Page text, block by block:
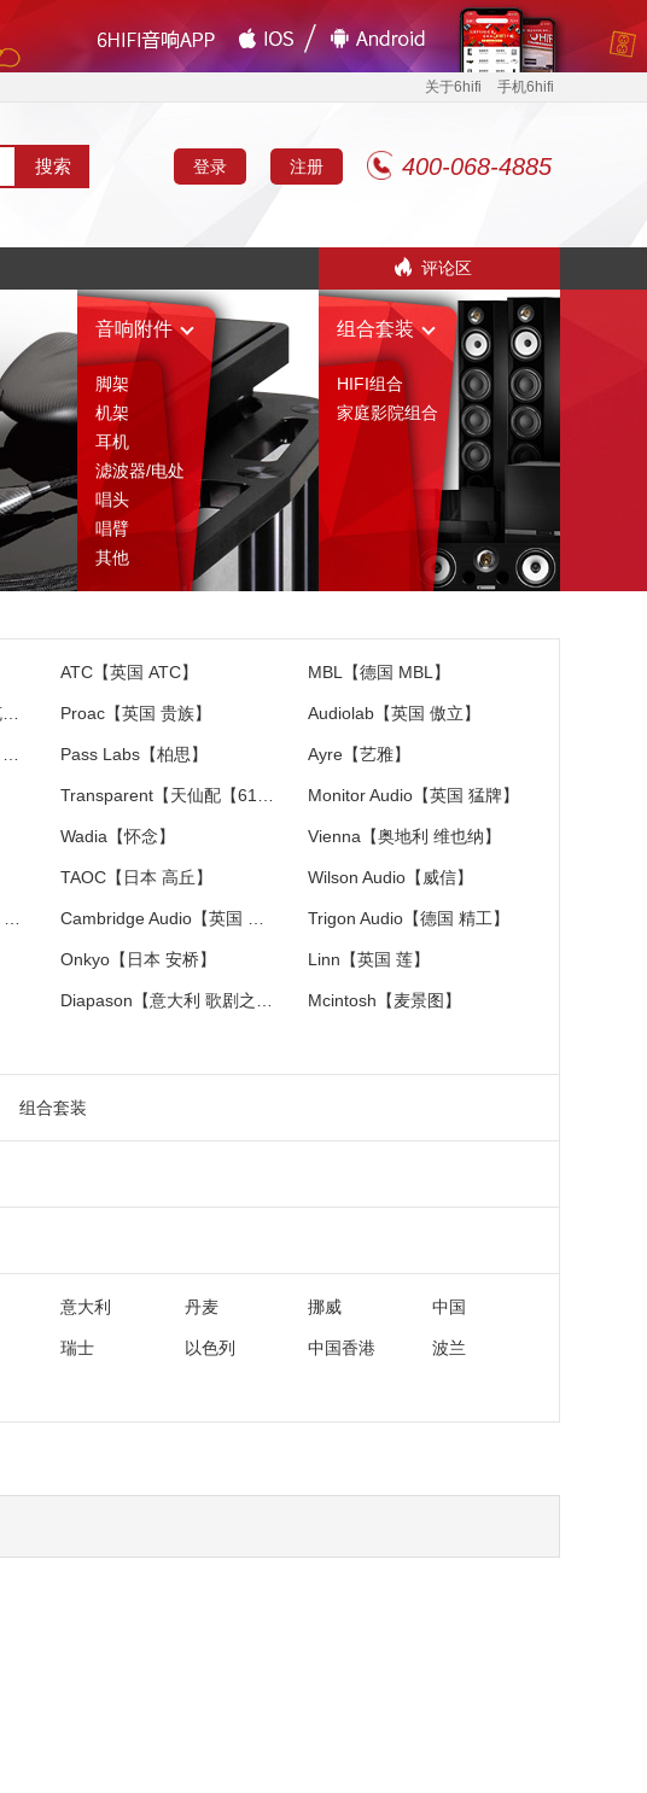
关于6hifi 手机6hifi
登录 注册 400-068-4885
评论区
音响附件
脚架
机架
耳机
滤波器/电处
唱头
唱臂
其他
组合套装
HIFI组合
家庭影院组合
ATC【英国 ATC】 MBL【德国 MBL】
MARK LEVINSON【马克莱文森】 Proac【英国 贵族】 Audiolab【英国 傲立】
Pass Labs【柏思】 Ayre【艺雅】
Monitor Audio【英国 猛牌】
Wadia【怀念】 Vienna【奥地利 维也纳】
TAOC【日本 高丘】 Wilson Audio【威信】
Trigon Audio【德国 精工】
Onkyo【日本 安桥】 Linn【英国 莲】
Mcintosh【麦景图】
组合套装
意大利 丹麦 挪威 中国
瑞士 以色列 中国香港 波兰